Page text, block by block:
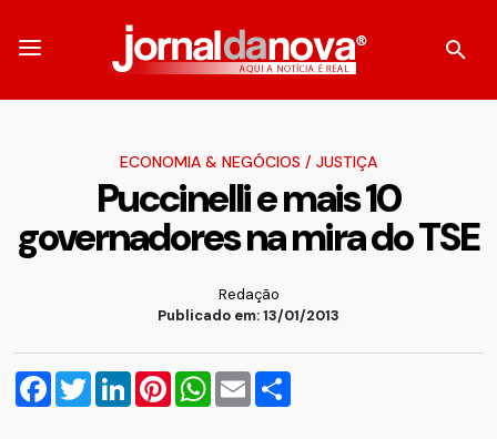
ECONOMIA & NEGÓCIOS / JUSTIÇA
Puccinelli e mais 10
governadores na mira do TSE
Redação
Publicado em: 13/01/2013
Facebook
TwitterLinkedInPinterestWhatsApp
Email